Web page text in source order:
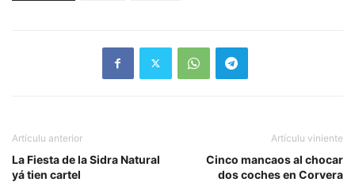
Artículu anterior
La Fiesta de la Sidra Natural
yá tien cartel
Artículu viniente
Cinco mancaos al chocar
dos coches en Corvera